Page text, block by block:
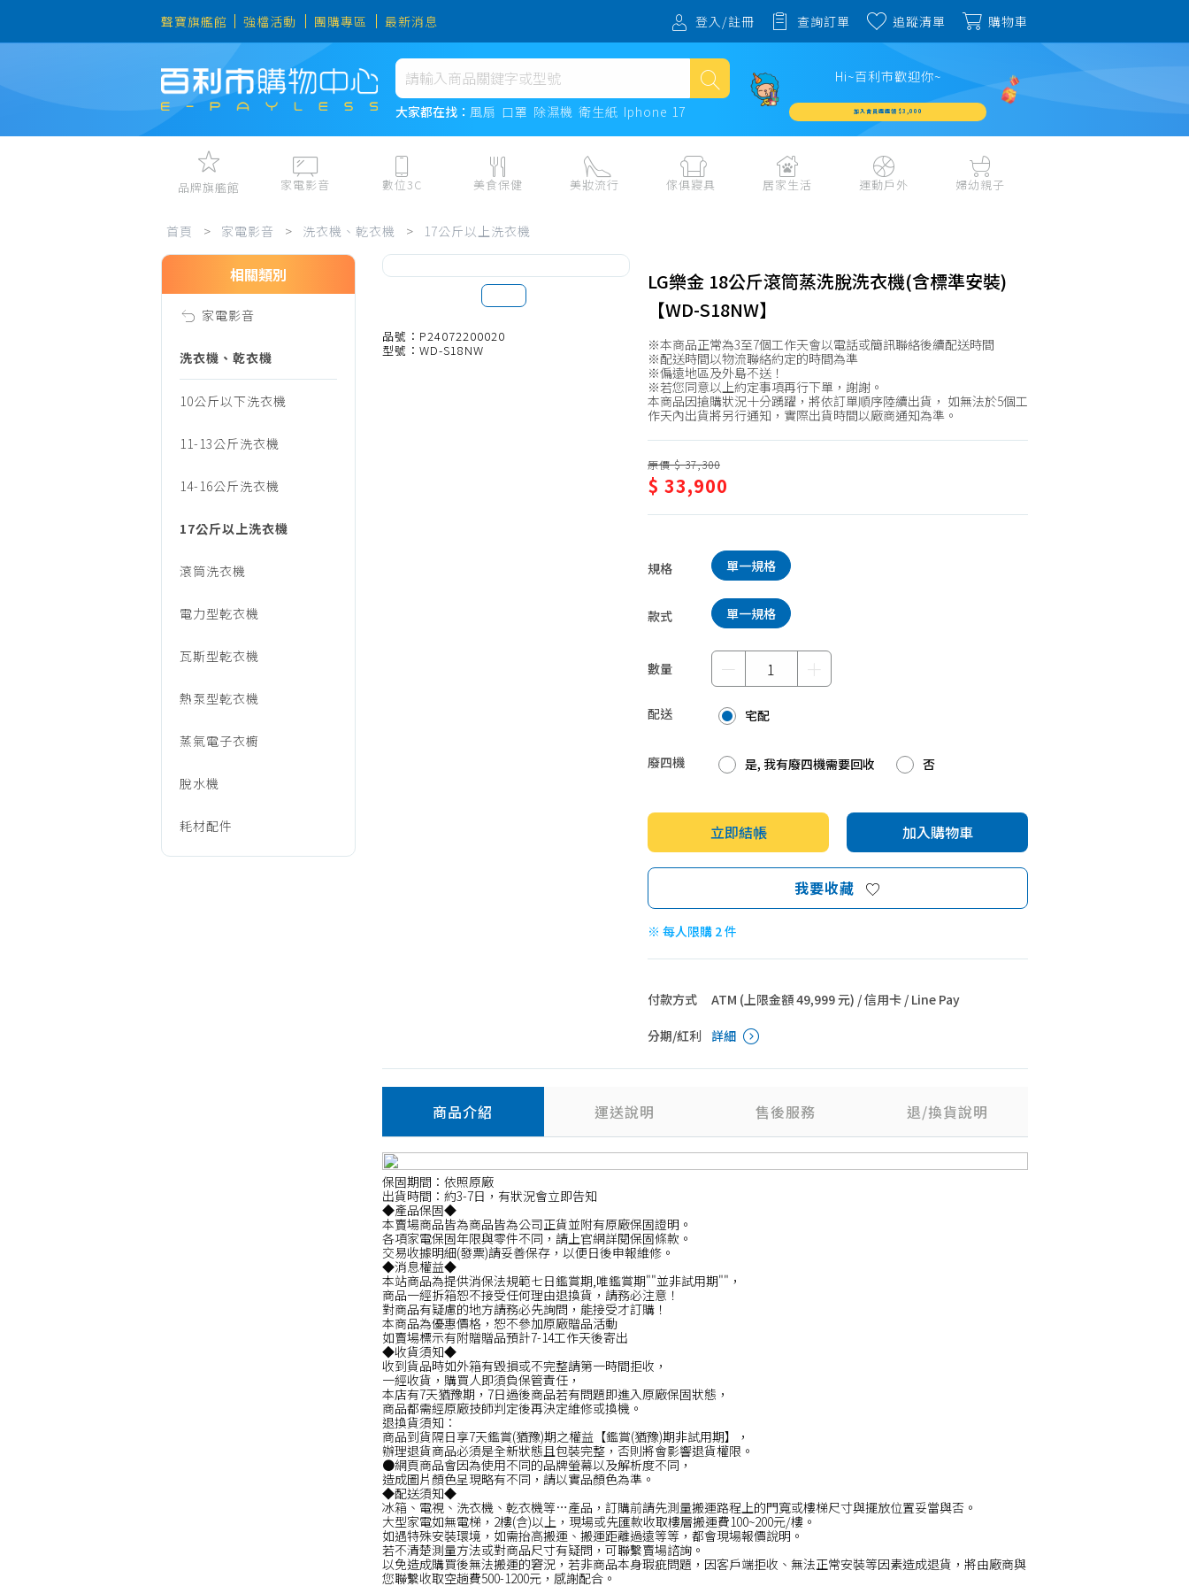
聲寶旗艦館 強檔活動 團購專區 最新消息 登入/註冊 查詢訂單 追蹤清單 購物車
大家都在找： 風扇 口罩 除濕機 衛生紙 Iphone 17
熱門搜尋
風扇
口罩
衛生紙
Iphone 17
Hi~百利市歡迎你~
加入會員週週領 $3,000
品牌旗艦館 家電影音
電冰箱、冷凍櫃
清淨機、除濕機
廚衛三機
廚房家電
生活家電
數位3C
數位周邊
筆電、桌機
美食保健
紙本票券
水、飲料、沖泡
民生食材、烹飪調味
熟食、小吃、滷味
美妝流行 傢俱寢具
寢具
傢飾百貨
居家裝修
開運
園藝植栽
居家生活
餐廚
生活其他用品
寵物飼料、寵物用品
運動戶外
旅行用品、行李箱、
雨具
運動配件、護具
機車專區
婦幼親子
書包、兒童生活用品
首頁 > 家電影音 > 洗衣機、乾衣機 > 17公斤以上洗衣機
相關類別
家電影音
洗衣機、乾衣機
10公斤以下洗衣機
11-13公斤洗衣機
14-16公斤洗衣機
17公斤以上洗衣機
滾筒洗衣機
電力型乾衣機
瓦斯型乾衣機
熱泵型乾衣機
蒸氣電子衣櫥
脫水機
耗材配件
品號：P24072200020
型號：WD-S18NW
LG樂金 18公斤滾筒蒸洗脫洗衣機(含標準安裝)
【WD-S18NW】
※本商品正常為3至7個工作天會以電話或簡訊聯絡後續配送時間
※配送時間以物流聯絡約定的時間為準
※偏遠地區及外島不送！
※若您同意以上約定事項再行下單，謝謝。
本商品因搶購狀況十分踴躍，將依訂單順序陸續出貨， 如無法於5個工
作天內出貨將另行通知，實際出貨時間以廠商通知為準。
原價 $ 37,300
$ 33,900
規格 單一規格
款式 單一規格
數量 － ＋
配送 宅配
廢四機 是, 我有廢四機需要回收 否
立即結帳 加入購物車
我要收藏
※ 每人限購 2 件
付款方式 ATM (上限金額 49,999 元) / 信用卡 / Line Pay
分期/紅利 詳細
商品介紹 運送說明 售後服務 退/換貨說明
保固期間：依照原廠
出貨時間：約3-7日，有狀況會立即告知
◆產品保固◆
本賣場商品皆為商品皆為公司正貨並附有原廠保固證明。
各項家電保固年限與零件不同，請上官網詳閱保固條款。
交易收據明細(發票)請妥善保存，以便日後申報維修。
◆消息權益◆
本站商品為提供消保法規範七日鑑賞期,唯鑑賞期""並非試用期""，
商品一經拆箱恕不接受任何理由退換貨，請務必注意！
對商品有疑慮的地方請務必先詢問，能接受才訂購！
本商品為優惠價格，恕不參加原廠贈品活動
如賣場標示有附贈贈品預計7-14工作天後寄出
◆收貨須知◆
收到貨品時如外箱有毀損或不完整請第一時間拒收，
一經收貨，購買人即須負保管責任，
本店有7天猶豫期，7日過後商品若有問題即進入原廠保固狀態，
商品都需經原廠技師判定後再決定維修或換機。
退換貨須知：
商品到貨隔日享7天鑑賞(猶豫)期之權益【鑑賞(猶豫)期非試用期】，
辦理退貨商品必須是全新狀態且包裝完整，否則將會影響退貨權限。
●網頁商品會因為使用不同的品牌螢幕以及解析度不同，
造成圖片顏色呈現略有不同，請以實品顏色為準。
◆配送須知◆
冰箱、電視、洗衣機、乾衣機等…產品，訂購前請先測量搬運路程上的門寬或樓梯尺寸與擺放位置妥當與否。
大型家電如無電梯，2樓(含)以上，現場或先匯款收取樓層搬運費100~200元/樓。
如遇特殊安裝環境，如需抬高搬運、搬運距離過遠等等，都會現場報價說明。
若不清楚測量方法或對商品尺寸有疑問，可聯繫賣場諮詢。
以免造成購買後無法搬運的窘況，若非商品本身瑕疵問題，因客戶端拒收、無法正常安裝等因素造成退貨，將由廠商與
您聯繫收取空趟費500-1200元，感謝配合。